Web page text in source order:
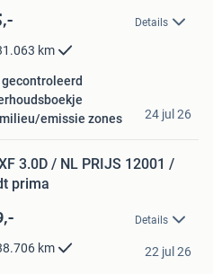
Details
km
gecontroleerd
emissie zones
24 jul 26
3.0D / NL PRIJS 12001 /
prima
Details
km 22 jul 26